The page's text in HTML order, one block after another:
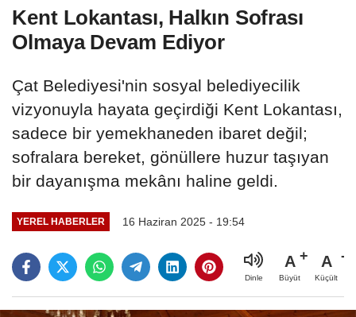
Kent Lokantası, Halkın Sofrası
Olmaya Devam Ediyor
Çat Belediyesi'nin sosyal belediyecilik
vizyonuyla hayata geçirdiği Kent Lokantası,
sadece bir yemekhaneden ibaret değil;
sofralara bereket, gönüllere huzur taşıyan
bir dayanışma mekânı haline geldi.
YEREL HABERLER 16 Haziran 2025 - 19:54
Dinle
A
Büyüt
A
Küçült